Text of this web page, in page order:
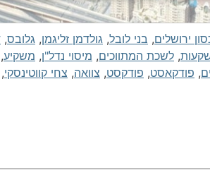
ירושלים, בני לובל, גולדמן זליגמן, גלובס,
, לשכת המתווכים, מיסוי נדל"ן, משקיע,
, פודקאסט, פודקסט, צוואה, צחי קווטינסקי,